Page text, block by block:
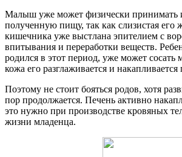
Малыш уже может физически принимать
полученную пищу, так как слизистая его
кишечника уже выстлана эпителием с
впитывания и переработки веществ.
родился в этот период, уже может сосать
кожа его разглаживается и
Поэтому не стоит бояться родов, хотя
пор продолжается. Печень активно
это нужно при производстве кровяных
жизни младенца.